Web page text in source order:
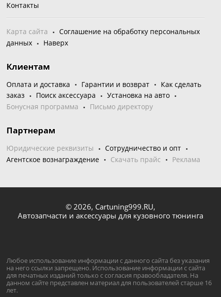
Контакты
Карта сайта
Соглашение на обработку персональных
данных
Наверх
Клиентам
Оплата и доставка Гарантии и возврат
Как сделать
заказ
Поиск аксессуара
Установка на авто
Бонусная программа
Письмо директору
Партнерам
Юридические реквизиты
Сотрудничество и опт
Агентское вознаграждение
Скачать прайс Реклама
© 2026, Cartuning999.RU,
Автозапчасти и аксессуары для кузовного тюнинга
Любое использование информации с данного сайта без указания
на него ссылки запрещено. Использование информации с сайта
для печатных изданий только с согласия правообладателя. На
данном сайте представлен материал для пользователей старше 16
лет.